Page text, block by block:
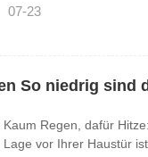
07-23
So niedrig sind
Kaum Regen, dafür
Lage vor Ihrer Haustür ist.